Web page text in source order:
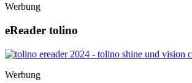
Werbung
eReader tolino
Werbung